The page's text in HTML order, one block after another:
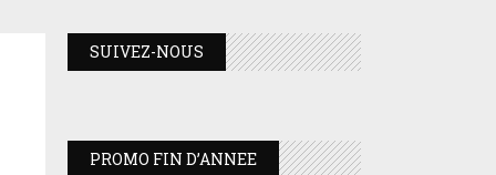
SUIVEZ-NOUS
PROMO FIN D’ANNEE